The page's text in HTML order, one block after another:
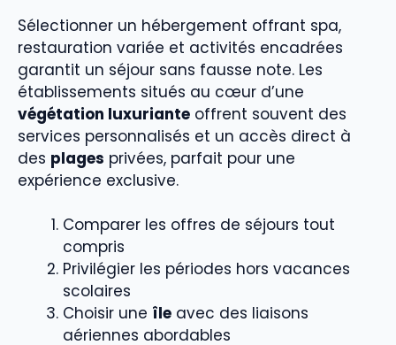
Sélectionner un hébergement offrant spa,
restauration variée et activités encadrées
garantit un séjour sans fausse note. Les
établissements situés au cœur d’une
végétation luxuriante offrent souvent des
services personnalisés et un accès direct à
des plages privées, parfait pour une
expérience exclusive.
Comparer les offres de séjours tout
compris
Privilégier les périodes hors vacances
scolaires
Choisir une île avec des liaisons
aériennes abordables